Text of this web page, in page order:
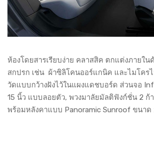
ห้องโดยสารเรียบง่าย คลาสสิค ตกแต่งภายใ
สกปรก เช่น ผ้าซิลิโคนออร์แกนิค และไมโคร
วัดแบบกว้างฝังไว้ในแผงแดชบอร์ด ส่วนจอ
15 นิ้ว แบบลอยตัว, พวงมาลัยมัลติฟังก์ชั่น 2 ก้า
พร้อมหลังคาแบบ Panoramic Sunroof ขนาด